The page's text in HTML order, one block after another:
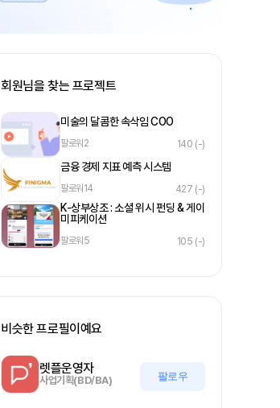
회원님을 찾는 프로젝트
미술의 달콤한 속삭임 COO
팔로워2 140 (-)
금융 경제 지표 예측 시스템
팔로워14 427 (-)
K-상부상조 : 소셜 위시 펀딩 & 게이
미피케이션
팔로워5 105 (-)
비슷한 프로필이예요
렛플운영자
사업기획(BD/BA) 팔로우